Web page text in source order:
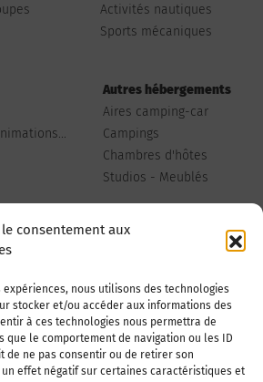
le consentement aux
nous utilisons des technologies
stocker et/ou accéder aux informations des
à ces technologies nous permettra de
le comportement de navigation ou les ID
de ne pas consentir ou de retirer son
effet négatif sur certaines caractéristiques et
Activités nautiques
Sports mécaniques
Autres hébergements
Aires camping-car
Campings
Chambres d'hôtes
Studios - Meublés
Publiez votre annonce
Nous contacter